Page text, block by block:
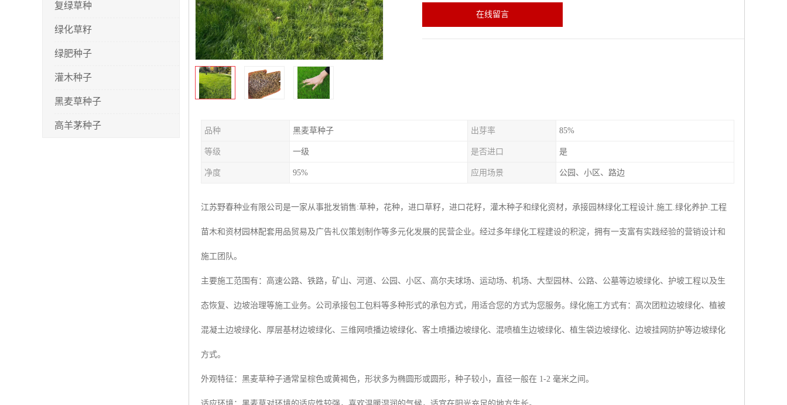
复绿草种
绿化草籽
绿肥种子
灌木种子
黑麦草种子
高羊茅种子
在线留言
品种 黑麦草种子 出芽率 85%
等级 一级 是否进口 是
净度 95% 应用场景 公园、小区、路边
江苏野春种业有限公司是一家从事批发销售:草种，花种，进口草籽，进口花籽，灌木种子和绿化资材，承接园林绿化工程设计.施工.绿化养护.工程
苗木和资材园林配套用品贸易及广告礼仪策划制作等多元化发展的民营企业。经过多年绿化工程建设的积淀，拥有一支富有实践经验的营销设计和
施工团队。
主要施工范围有：高速公路、铁路，矿山、河道、公园、小区、高尔夫球场、运动场、机场、大型园林、公路、公墓等边坡绿化、护坡工程以及生
态恢复、边坡治理等施工业务。公司承接包工包料等多种形式的承包方式，用适合您的方式为您服务。绿化施工方式有：高次团粒边坡绿化、植被
混凝土边坡绿化、厚层基材边坡绿化、三维网喷播边坡绿化、客土喷播边坡绿化、混喷植生边坡绿化、植生袋边坡绿化、边坡挂网防护等边坡绿化
方式。
外观特征：黑麦草种子通常呈棕色或黄褐色，形状多为椭圆形或圆形，种子较小，直径一般在 1-2 毫米之间。